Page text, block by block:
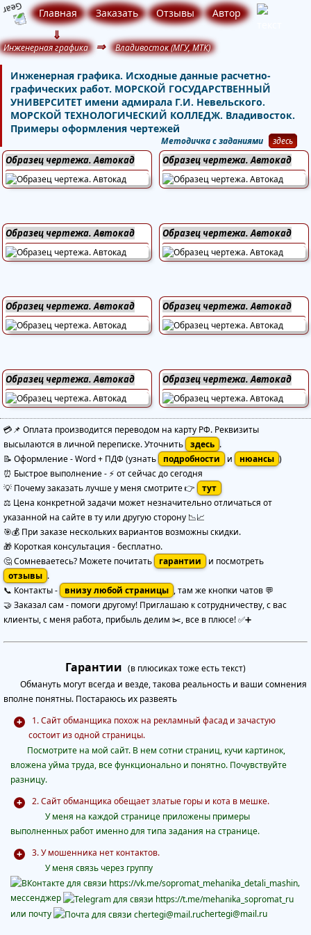
Главная Заказать Отзывы Автор
⇓
Инженерная графика ⇒ Владивосток (МГУ, МТК)
Инженерная графика. Исходные данные расчетно-
графических работ. МОРСКОЙ ГОСУДАРСТВЕННЫЙ
УНИВЕРСИТЕТ имени адмирала Г.И. Невельского.
МОРСКОЙ ТЕХНОЛОГИЧЕСКИЙ КОЛЛЕДЖ. Владивосток.
Примеры оформления чертежей
Методичка с заданиями здесь
Образец чертежа. Автокад Образец чертежа. Автокад
Образец чертежа. Автокад Образец чертежа. Автокад
Образец чертежа. Автокад Образец чертежа. Автокад
Образец чертежа. Автокад Образец чертежа. Автокад
💳📌 Оплата производится переводом на карту РФ. Реквизиты
высылаются в личной переписке. Уточнить здесь .
📝 Оформление-Word + ПДФ (узнать подробности и нюансы )
⏰ Быстрое выполнение- ⚡ от сейчас до сегодня
💡 Почему заказать лучше у меня смотрите 👉
тут
⚖️ Цена конкретной задачи может незначительно отличаться от
указанной на сайте в ту или другую сторону 📉📈
🎯💰 При заказе нескольких вариантов возможны скидки.
🎁 Короткая консультация - бесплатно.
🤔 Сомневаетесь? Можете почитать
гарантии
и посмотреть
отзывы .
📞 Контакты -
внизу любой страницы , там же кнопки чатов 💬
🤝 Заказал сам - помоги другому! Приглашаю к сотрудничеству, с вас
клиенты, с меня работа, прибыль делим ✂️, все в плюсе! ✅➕
Гарантии (в плюсиках тоже есть текст)
Обмануть могут всегда и везде, такова реальность и ваши сомнения
вполне понятны. Постараюсь их развеять
1. Сайт обманщика похож на рекламный фасад и зачастую
состоит из одной страницы.
Посмотрите на мой сайт. В нем сотни страниц, кучи картинок,
вложена уйма труда, все функционально и понятно. Почувствуйте
разницу.
2. Сайт обманщика обещает златые горы и кота в мешке.
У меня на каждой странице приложены примеры
выполненных работ именно для типа задания на странице.
3. У мошенника нет контактов.
У меня связь через группу
,
мессенджер
или почту
chertegi@mail.ru